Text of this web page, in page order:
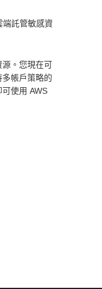
端託管敏感資
源。您現在可
帳戶策略的
使用 AWS